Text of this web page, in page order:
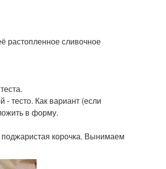
растопленное сливочное
тесто. Как вариант (если
в форму.
корочка. Вынимаем